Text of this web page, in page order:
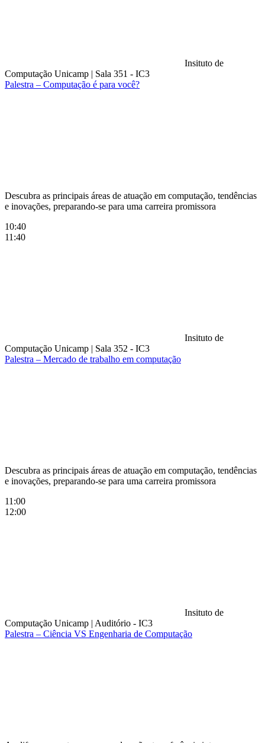
Insituto de
Computação Unicamp | Sala 351 - IC3
Palestra – Computação é para você?
Descubra as principais áreas de atuação em computação, tendências
e inovações, preparando-se para uma carreira promissora
10:40
11:40
Insituto de
Computação Unicamp | Sala 352 - IC3
Palestra – Mercado de trabalho em computação
Descubra as principais áreas de atuação em computação, tendências
e inovações, preparando-se para uma carreira promissora
11:00
12:00
Insituto de
Computação Unicamp | Auditório - IC3
Palestra – Ciência VS Engenharia de Computação